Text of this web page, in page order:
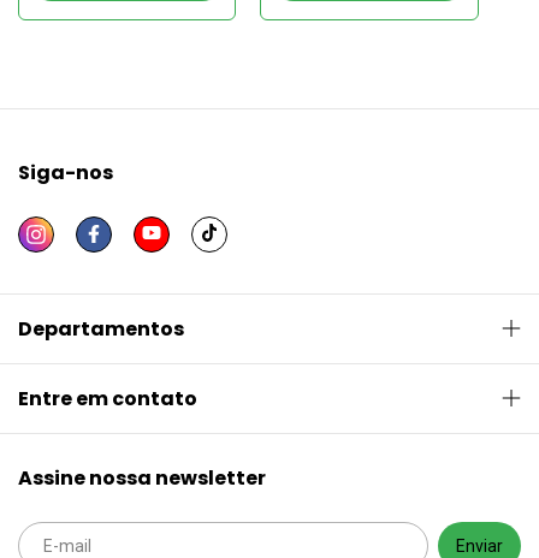
Siga-nos
Departamentos
Entre em contato
Assine nossa newsletter